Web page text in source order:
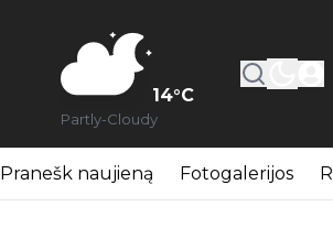
14°C
Partly-Cloudy
Pranešk naujieną Fotogalerijos